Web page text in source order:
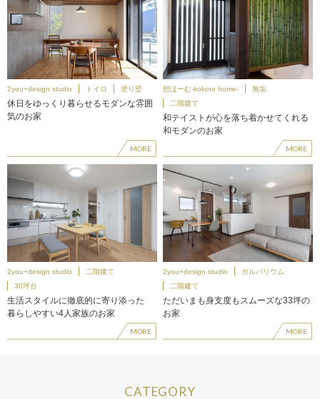
2you+design studio トイロ 塗り壁
休日をゆっくり暮らせるモダンな雰囲
気のお家
MORE
想ほーむ-kokoro home-
無垢
二階建て
和テイストが心を落ち着かせてくれる
和モダンのお家
MORE
2you+design studio
二階建て
30坪台
生活スタイルに徹底的に寄り添った
暮らしやすい4人家族のお家
MORE
2you+design studio
ガルバリウム
二階建て
ただいまも身支度もスムーズな33坪の
お家
MORE
CATEGORY